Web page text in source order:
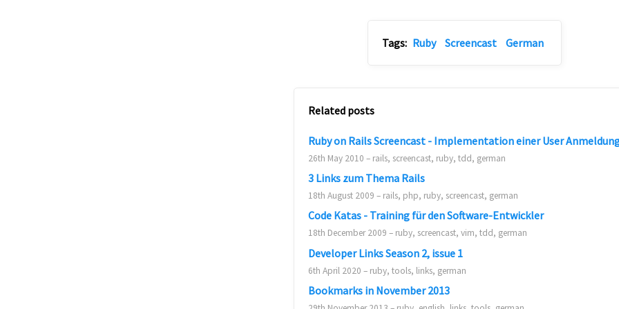
Tags: Ruby Screencast German
Related posts
Ruby on Rails Screencast - Implementation einer User
26th May 2010 – rails, screencast, ruby, tdd, german
3 Links zum Thema Rails
18th August 2009 – rails, php, ruby, screencast, german
Code Katas - Training für den Software-Entwickler
18th December 2009 – ruby, screencast, vim, tdd, german
Developer Links Season 2, issue 1
6th April 2020 – ruby, tools, links, german
Bookmarks in November 2013